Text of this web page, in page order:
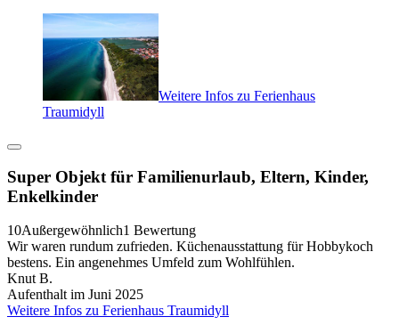
Weitere Infos zu Ferienhaus
Traumidyll
Super Objekt für Familienurlaub, Eltern, Kinder,
Enkelkinder
10Außergewöhnlich1 Bewertung
Wir waren rundum zufrieden. Küchenausstattung für Hobbykoch
bestens. Ein angenehmes Umfeld zum Wohlfühlen.
Knut B.
Aufenthalt im Juni 2025
Weitere Infos zu Ferienhaus Traumidyll